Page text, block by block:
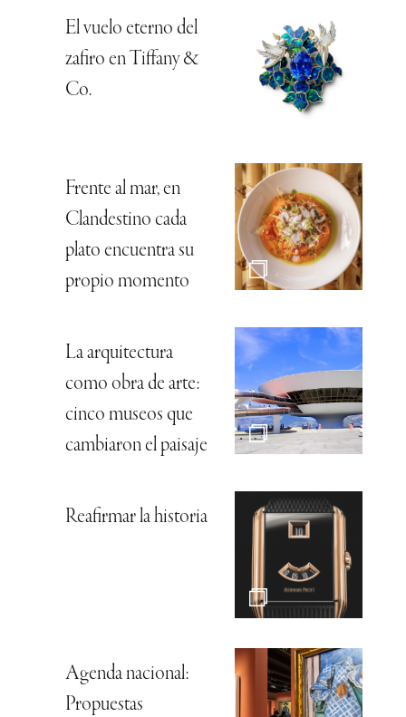
El vuelo eterno del
zafiro en Tiffany &
Co.
Frente al mar, en
Clandestino cada
plato encuentra su
propio momento
La arquitectura
como obra de arte:
cinco museos que
cambiaron el paisaje
Reafirmar la historia
Agenda nacional:
Propuestas